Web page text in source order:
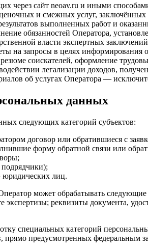
через сайт neoav.ru и иными
и смежных услуг,
выполненных работ и
обязанностей Оператора,
власти экспертных
на запросы в целях информирования
соискателей, оформление
легализации доходов,
об услугах Оператора —
данных
следующих категорий субъектов:
договор или обратившиеся с
форму обратной связи или
юридических лиц.
может обрабатывать
экспертизы; реквизиты документа,
специальных категорий
прямо предусмотренных федеральным